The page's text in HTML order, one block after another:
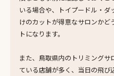
いる場合や、トイプードル・
けのカットが得意なサロンか
トになります。
また、鳥取県内のトリミング
ている店舗が多く、当日の飛び